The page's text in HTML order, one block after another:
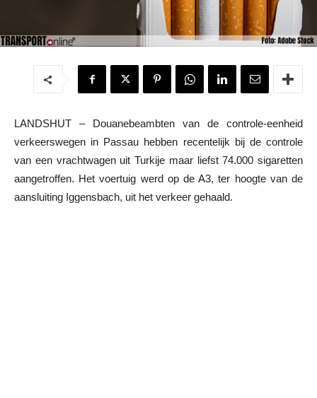
LANDSHUT – Douanebeambten van de controle-eenheid
verkeerswegen in Passau hebben recentelijk bij de controle
van een vrachtwagen uit Turkije maar liefst 74.000 sigaretten
aangetroffen. Het voertuig werd op de A3, ter hoogte van de
aansluiting Iggensbach, uit het verkeer gehaald.